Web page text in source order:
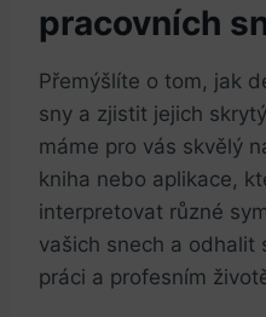
pracovních
Přemýšlíte o tom, jak
sny a zjistit jejich
máme pro vás skvělý
kniha nebo aplikace,
interpretovat různé
vašich snech a odhalit
práci a profesním